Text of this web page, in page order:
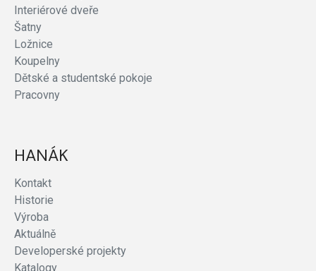
Interiérové dveře
Šatny
Ložnice
Koupelny
Dětské a studentské pokoje
Pracovny
HANÁK
Kontakt
Historie
Výroba
Aktuálně
Developerské projekty
Katalogy